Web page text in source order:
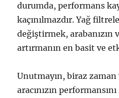
durumda, performans
kaçınılmazdır. Yağ
değiştirmek,
artırmanın en basit ve
Unutmayın, biraz zaman
aracınızın